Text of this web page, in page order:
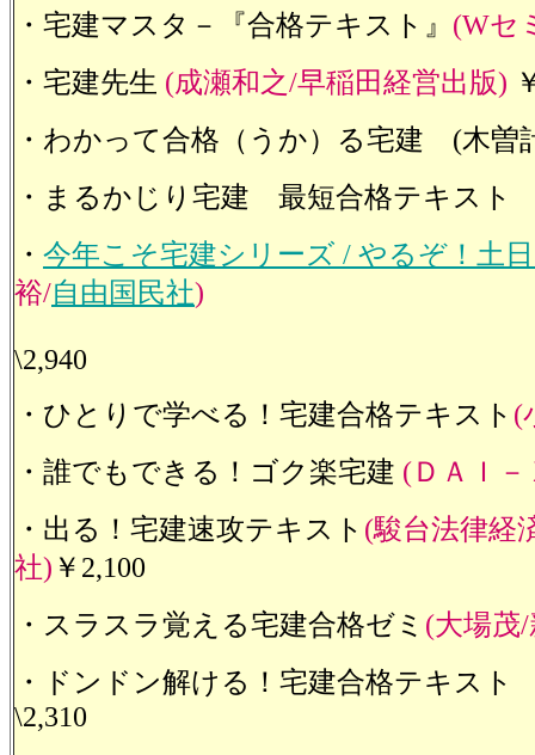
・宅建マスタ－『合格テキスト』 (Wセ
・宅建先生 (成瀬和之/早稲田経営出版)
・わかって合格（うか）る宅建 (木曽
・まるかじり宅建 最短合格テキス
・ 今年こそ宅建シリーズ / やるぞ！土
裕/自由国民社)
\2,940
・ひとりで学べる！宅建合格テキスト (
・誰でもできる！ゴク楽宅建 (ＤＡＩ－
・出る！宅建速攻テキスト (駿台法律経
社) ￥2,100
・スラスラ覚える宅建合格ゼミ (大場茂
・ドンドン解ける！宅建合格テキス
\2,310